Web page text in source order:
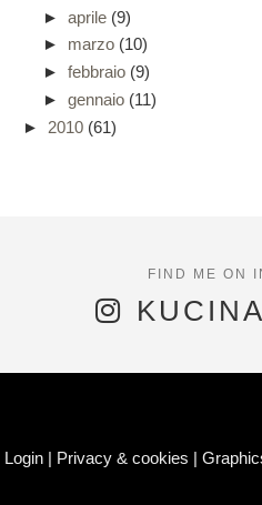
► aprile (9)
► marzo (10)
► febbraio (9)
► gennaio (11)
► 2010 (61)
Login | Privacy & cookies |